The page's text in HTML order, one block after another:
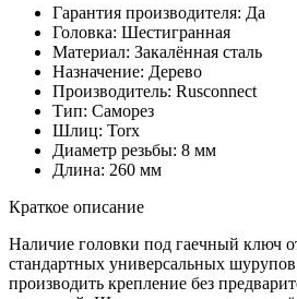
Гарантия производителя: Да
Головка: Шестигранная
Материал: Закалённая сталь
Назначение: Дерево
Производитель: Rusconnect
Тип: Саморез
Шлиц: Torx
Диаметр резьбы: 8 мм
Длина: 260 мм
Краткое описание
Наличие головки под гаечный ключ
стандартных универсальных шурупов
производить крепление без